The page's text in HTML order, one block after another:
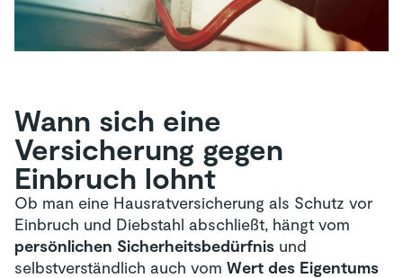
Wann sich eine
Versicherung gegen
Einbruch lohnt
Ob man eine Hausratversicherung als Schutz vor
Einbruch und Diebstahl abschließt, hängt vom
persönlichen Sicherheitsbedürfnis und
selbstverständlich auch vom Wert des Eigentums